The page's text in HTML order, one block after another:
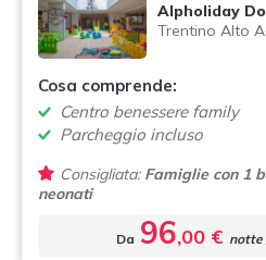
Alpholiday
Trentino Alto
Cosa comprende:
Centro benessere family
Parcheggio incluso
Consigliata:Famiglie con 1
neonati
Da 96,00 € notte